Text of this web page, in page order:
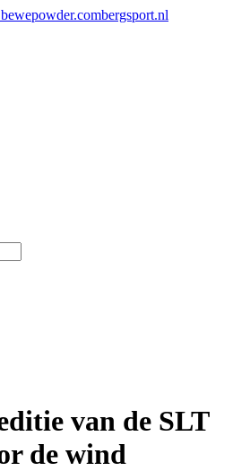
wepowder.combergsport.nl
van de SLT
de wind